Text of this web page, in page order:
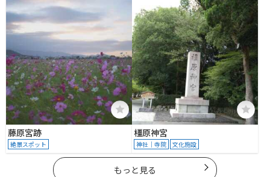
藤原宮跡
絶景スポット
橿原神宮
神社｜寺院 文化施設
もっと見る